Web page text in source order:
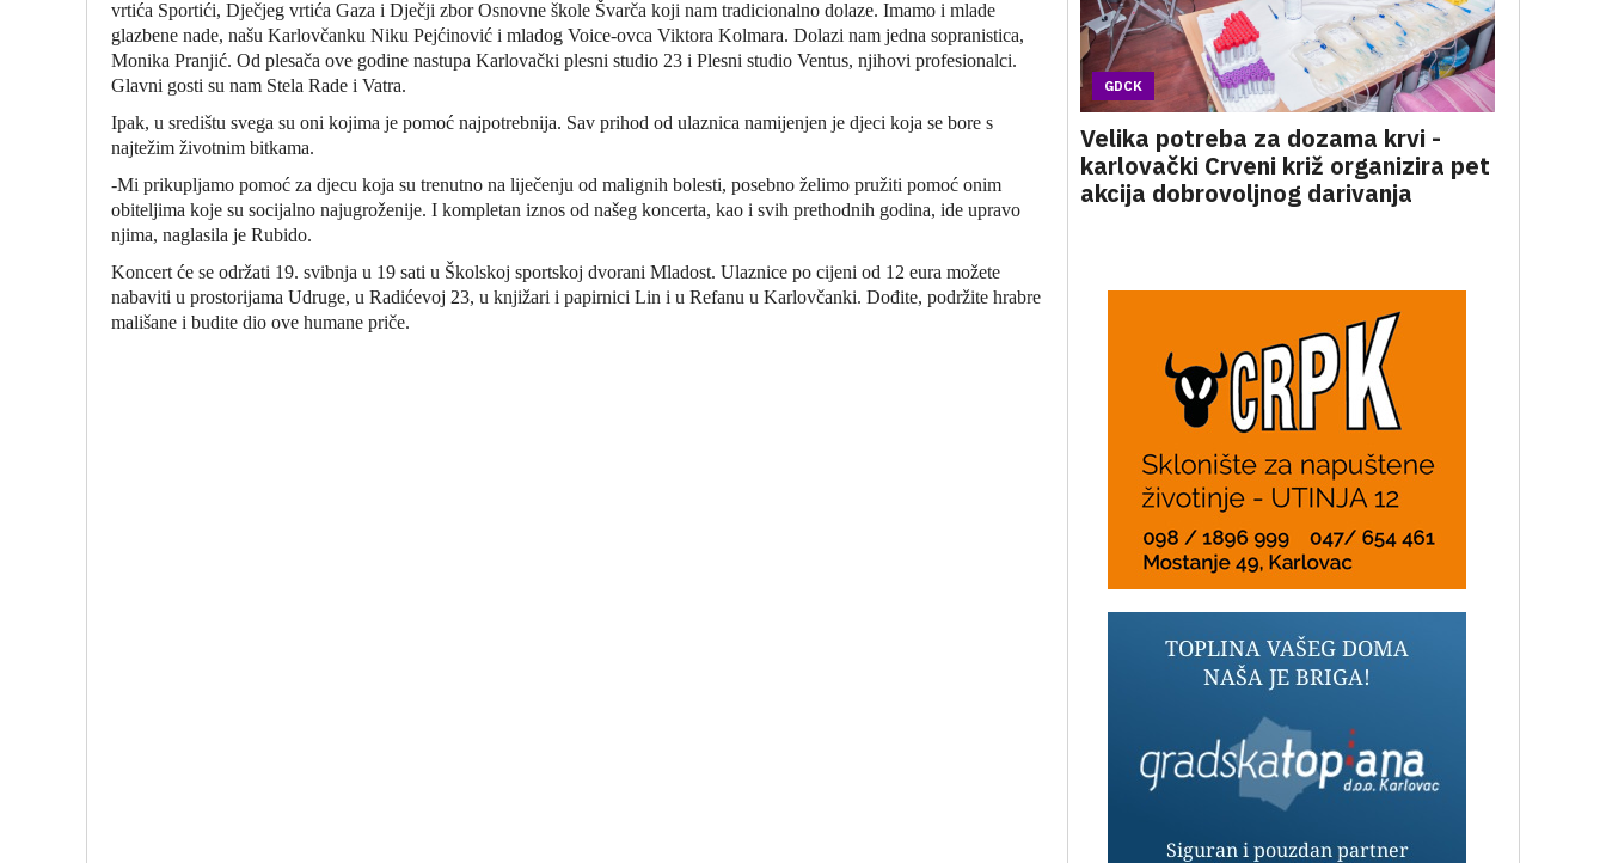
vrtića Sportići, Dječjeg vrtića Gaza i Dječji zbor Osnovne škole Švarča koji nam tradicionalno dolaze. Imamo i mlade
glazbene nade, našu Karlovčanku Niku Pejćinović i mladog Voice-ovca Viktora Kolmara. Dolazi nam jedna sopranistica,
Monika Pranjić. Od plesača ove godine nastupa Karlovački plesni studio 23 i Plesni studio Ventus, njihovi profesionalci.
Glavni gosti su nam Stela Rade i Vatra.
Ipak, u središtu svega su oni kojima je pomoć najpotrebnija. Sav prihod od ulaznica namijenjen je djeci koja se bore s
najtežim životnim bitkama.
-Mi prikupljamo pomoć za djecu koja su trenutno na liječenju od malignih bolesti, posebno želimo pružiti pomoć onim
obiteljima koje su socijalno najugroženije. I kompletan iznos od našeg koncerta, kao i svih prethodnih godina, ide upravo
njima, naglasila je Rubido.
Koncert će se održati 19. svibnja u 19 sati u Školskoj sportskoj dvorani Mladost. Ulaznice po cijeni od 12 eura možete
nabaviti u prostorijama Udruge, u Radićevoj 23, u knjižari i papirnici Lin i u Refanu u Karlovčanki. Dođite, podržite hrabre
mališane i budite dio ove humane priče.
GDCK
Velika potreba za dozama krvi -
karlovački Crveni križ organizira pet
akcija dobrovoljnog darivanja